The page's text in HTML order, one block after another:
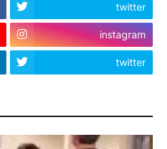
twitter
instagram
twitter